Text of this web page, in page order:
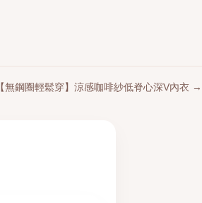
【無鋼圈輕鬆穿】涼感咖啡紗低脊心深V內衣 →